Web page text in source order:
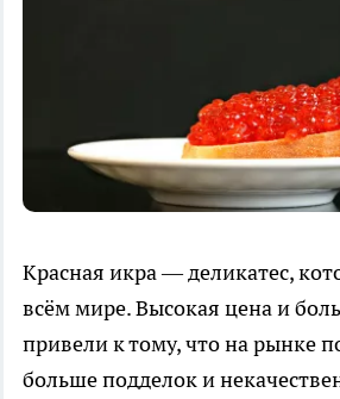
Красная икра — деликатес,
всём мире. Высокая цена и
привели к тому, что на рынке
больше подделок и